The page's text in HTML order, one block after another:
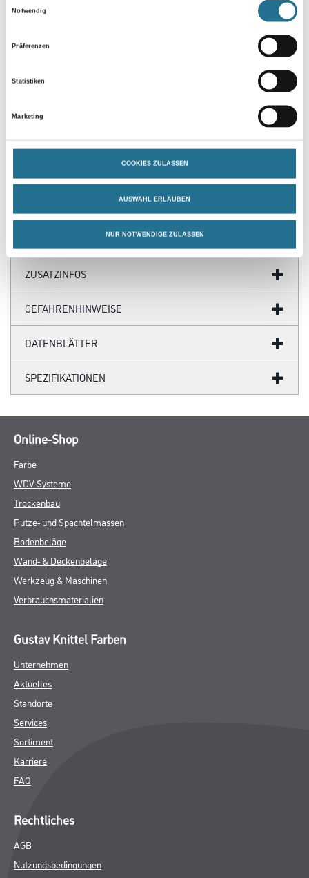
Notwendig
Präferenzen
Statistiken
Marketing
COOKIES ZULASSEN
AUSWAHL ERLAUBEN
NUR NOTWENDIGE ZULASSEN
ZUSATZINFOS
GEFAHRENHINWEISE
DATENBLÄTTER
SPEZIFIKATIONEN
Online-Shop
Farbe
WDV-Systeme
Trockenbau
Putze- und Spachtelmassen
Bodenbeläge
Wand- & Deckenbeläge
Werkzeug & Maschinen
Verbrauchsmaterialien
Gustav Knittel Farben
Unternehmen
Aktuelles
Standorte
Services
Sortiment
Karriere
FAQ
Rechtliches
AGB
Nutzungsbedingungen